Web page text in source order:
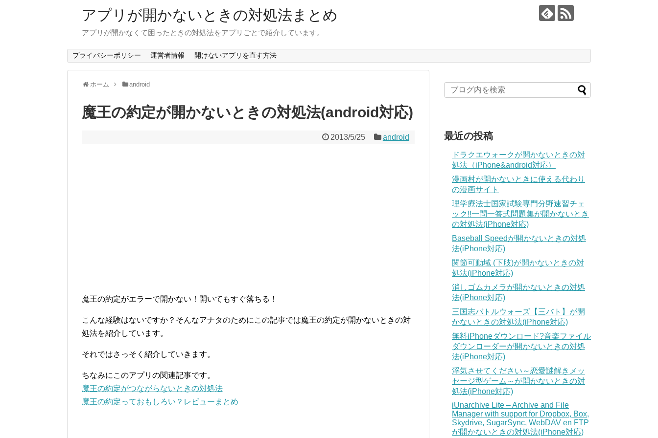
アプリが開かないときの対処法まとめ
アプリが開かなくて困ったときの対処法をアプリごとで紹介しています。
プライバシーポリシー 運営者情報 開けないアプリを直す方法
ホーム android
魔王の約定が開かないときの対処法(android対応)
2013/5/25 android
魔王の約定がエラーで開かない！開いてもすぐ落ちる！
こんな経験はないですか？そんなアナタのためにこの記事では魔王の約定が開かないときの対
処法を紹介しています。
それではさっそく紹介していきます。
ちなみにこのアプリの関連記事です。
魔王の約定がつながらないときの対処法
魔王の約定っておもしろい？レビューまとめ
最近の投稿
ドラクエウォークが開かないときの対
処法（iPhone&android対応）
漫画村が開かないときに使える代わり
の漫画サイト
理学療法士国家試験専門分野速習チェ
ック!!一問一答式問題集が開かないとき
の対処法(iPhone対応)
Baseball Speedが開かないときの対処
法(iPhone対応)
関節可動域 (下肢)が開かないときの対
処法(iPhone対応)
消しゴムカメラが開かないときの対処
法(iPhone対応)
三国志バトルウォーズ【三バト】が開
かないときの対処法(iPhone対応)
無料iPhoneダウンロード?音楽ファイル
ダウンローダーが開かないときの対処
法(iPhone対応)
浮気させてください～恋愛謎解きメッ
セージ型ゲーム～が開かないときの対
処法(iPhone対応)
iUnarchive Lite – Archive and File
Manager with support for Dropbox, Box,
Skydrive, SugarSync, WebDAV en FTP
が開かないときの対処法(iPhone対応)